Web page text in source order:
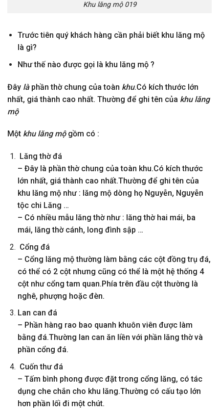
Khu lăng mộ 019
Trước tiên quý khách hàng cần phải biết khu lăng mộ
là gì?
Như thế nào được gọi là khu lăng mộ ?
Đây làphần thờ chung của toàn khu.Có kích thước lớn
nhất, giá thành cao nhất. Thường để ghi tên của khu lăng
mộ
Một khu lăng mộgồm có :
Lăng thờ đá
– Đây là phần thờ chung của toàn khu.Có kích thước
lớn nhất, giá thành cao nhất.Thường để ghi tên của
khu lăng mộ như : lăng mộ dòng họ Nguyễn, Nguyễn
tộc chi Lăng …
– Có nhiều mẫu lăng thờ như : lăng thờ hai mái, ba
mái, lăng thờ cánh, long đình sập …
Cổng đá
– Cổng lăng mộ thường làm bằng các cột đồng trụ đá,
có thể có 2 cột nhưng cũng có thể là một hệ thống 4
cột như cổng tam quan.Phía trên đầu cột thường là
nghê, phượng hoặc đèn.
Lan can đá
– Phần hàng rao bao quanh khuôn viên được làm
bằng đá.Thường lan can ăn liền với phần lăng thờ và
phần cổng đá.
Cuốn thư đá
– Tấm bình phong được đặt trong cổng lăng, có tác
dụng che chắn cho khu lăng.Thường có cấu tạo lớn
hơn phần lối đi một chút.